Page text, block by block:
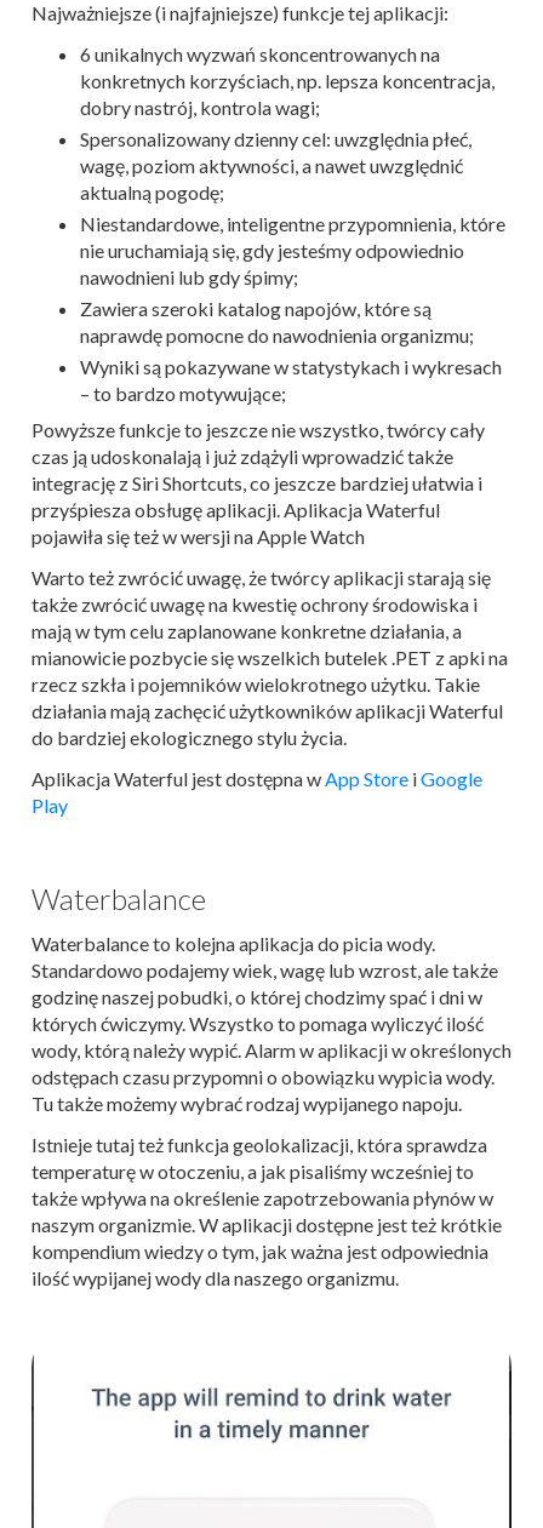
Najważniejsze (i najfajniejsze) funkcje tej aplikacji:
6 unikalnych wyzwań skoncentrowanych na
konkretnych korzyściach, np. lepsza koncentracja,
dobry nastrój, kontrola wagi;
Spersonalizowany dzienny cel: uwzględnia płeć,
wagę, poziom aktywności, a nawet uwzględnić
aktualną pogodę;
Niestandardowe, inteligentne przypomnienia, które
nie uruchamiają się, gdy jesteśmy odpowiednio
nawodnieni lub gdy śpimy;
Zawiera szeroki katalog napojów, które są
naprawdę pomocne do nawodnienia organizmu;
Wyniki są pokazywane w statystykach i wykresach
– to bardzo motywujące;
Powyższe funkcje to jeszcze nie wszystko, twórcy cały
czas ją udoskonalają i już zdążyli wprowadzić także
integrację z Siri Shortcuts, co jeszcze bardziej ułatwia i
przyśpiesza obsługę aplikacji. Aplikacja Waterful
pojawiła się też w wersji na Apple Watch
Warto też zwrócić uwagę, że twórcy aplikacji starają się
także zwrócić uwagę na kwestię ochrony środowiska i
mają w tym celu zaplanowane konkretne działania, a
mianowicie pozbycie się wszelkich butelek .PET z apki na
rzecz szkła i pojemników wielokrotnego użytku. Takie
działania mają zachęcić użytkowników aplikacji Waterful
do bardziej ekologicznego stylu życia.
Aplikacja Waterful jest dostępna wApp Store iGoogle
Play
Waterbalance
Waterbalance to kolejna aplikacja do picia wody.
Standardowo podajemy wiek, wagę lub wzrost, ale także
godzinę naszej pobudki, o której chodzimy spać i dni w
których ćwiczymy. Wszystko to pomaga wyliczyć ilość
wody, którą należy wypić. Alarm w aplikacji w określonych
odstępach czasu przypomni o obowiązku wypicia wody.
Tu także możemy wybrać rodzaj wypijanego napoju.
Istnieje tutaj też funkcja geolokalizacji, która sprawdza
temperaturę w otoczeniu, a jak pisaliśmy wcześniej to
także wpływa na określenie zapotrzebowania płynów w
naszym organizmie. W aplikacji dostępne jest też krótkie
kompendium wiedzy o tym, jak ważna jest odpowiednia
ilość wypijanej wody dla naszego organizmu.